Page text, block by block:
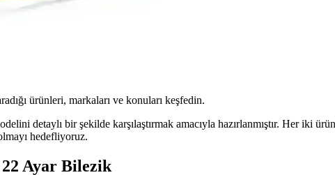
ürünleri, markaları ve konuları keşfedin.
detaylı bir şekilde karşılaştırmak amacıyla hazırlanmıştır. Her iki
hedefliyoruz.
Ayar Bilezik